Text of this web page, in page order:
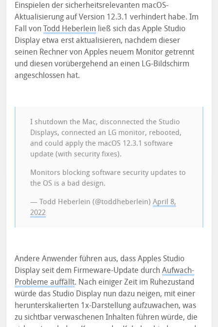
Einspielen der sicherheitsrelevanten macOS-
Aktualisierung auf Version 12.3.1 verhindert habe. Im
Fall vonTodd Heberlein ließ sich das Apple Studio
Display etwa erst aktualisieren, nachdem dieser
seinen Rechner von Apples neuem Monitor getrennt
und diesen vorübergehend an einen LG-Bildschirm
angeschlossen hat.
I shutdown the Mac, disconnected the Studio
Displays, connected an LG monitor, rebooted,
and could apply the macOS 12.3.1 software
update (with security fixes).
Monitors blocking software security updates to
the OS is a bad design.
— Todd Heberlein (@toddheberlein)April 8,
2022
Andere Anwender führen aus, dass Apples Studio
Display seit dem Firmeware-Update durchAufwach-
Probleme auffällt. Nach einiger Zeit im Ruhezustand
würde das Studio Display nun dazu neigen, mit einer
herunterskalierten 1x-Darstellung aufzuwachen, was
zu sichtbar verwaschenen Inhalten führen würde, die